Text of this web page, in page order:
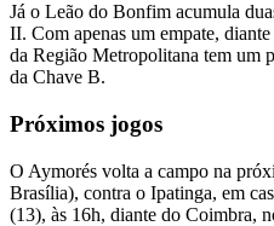
Já o Leão do Bonfim acumula
II. Com apenas um empate,
da Região Metropolitana tem um
da Chave B.
Próximos jogos
O Aymorés volta a campo na
Brasília), contra o Ipatinga, em
(13), às 16h, diante do Coimbra,